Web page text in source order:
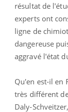
résultat de
experts ont
ligne de
dangereuse
aggravé l'état
Qu'en est-il en
très différent
Daly-